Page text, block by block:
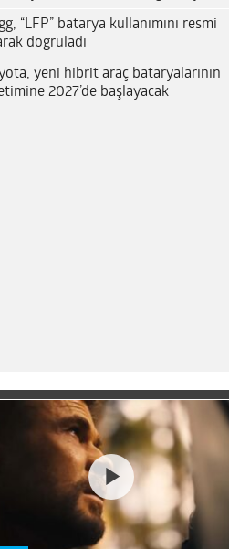
“LFP” batarya kullanımını resmi
doğruladı
yeni hibrit araç bataryalarının
2027’de başlayacak